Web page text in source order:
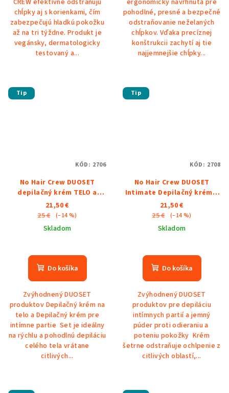
chĺpky aj s korienkami, čím
zabezpečujú hladkú pokožku
až na tri týždne. Produkt je
vegánsky, dermatologicky
testovaný a...
pohodlné, presné a bezpečné
odstraňovanie neželaných
chĺpkov. Vďaka precíznej
konštrukcii zachytí aj tie
najjemnejšie chĺpky...
Tip
No Hair Crew DUOSET
depilačný krém TELO a
INTIMATE
21,50 €
25 € (–14 %)
Skladom
hodnotenie
produktu
z
5
hviezdičiek.
Do košíka
Zvýhodnený DUOSET
produktov Depilačný krém na
telo a Depilačný krém pre
intímne partie Set je ideálny
na rýchlu a pohodlnú depiláciu
celého tela vrátane
citlivých...
KÓD: 2706
Tip
No Hair Crew DUOSET
Intimate Depilačný krém a
Púder
21,50 €
25 € (–14 %)
Skladom
hodnotenie
produktu
z
5
hviezdičiek.
Do košíka
Zvýhodnený DUOSET
produktov pre depiláciu
intímnych partií a jemný
púder proti odieraniu a
poteniu pokožky Krém
šetrne odstraňuje ochlpenie z
citlivých oblastí,...
KÓD: 2708